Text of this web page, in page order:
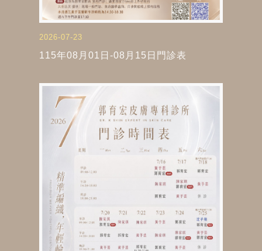
2026-07-23
115年08月01日-08月15日門診表